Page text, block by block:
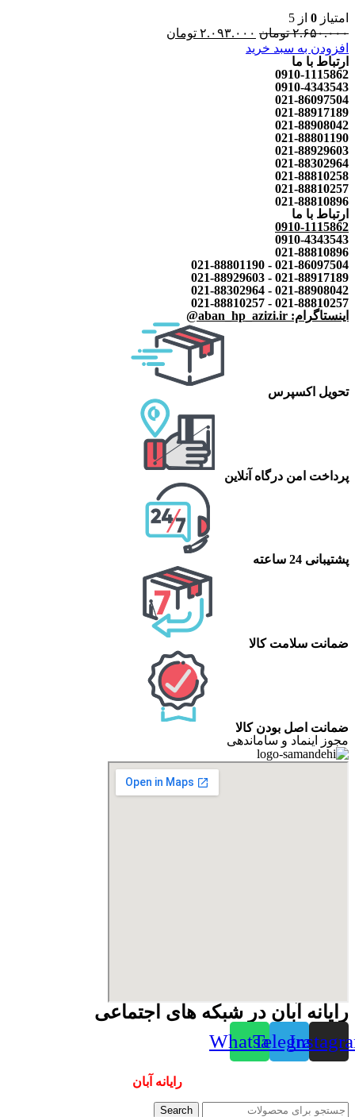
امتیاز 0 از 5
۲.۶۵۰.۰۰۰ تومان ۲.۰۹۳.۰۰۰ تومان
افزودن به سبد خرید
ارتباط با ما
0910-1115862
0910-4343543
021-86097504
021-88917189
021-88908042
021-88801190
021-88929603
021-88302964
021-88810258
021-88810257
021-88810896
ارتباط با ما
0910-1115862
0910-4343543
021-88810896
021-86097504 - 021-88801190
021-88917189 - 021-88929603
021-88908042 - 021-88302964
021-88810257 - 021-88810257
اینستاگرام: aban_hp_azizi.ir@
تحویل اکسپرس
پرداخت امن درگاه آنلاین
پشتیبانی 24 ساعته
ضمانت سلامت کالا
ضمانت اصل بودن کالا
مجوز اینماد و ساماندهی
رایانه آبان در شبکه های اجتماعی
Telegram
Whatsapp
رایانه آبان
Search